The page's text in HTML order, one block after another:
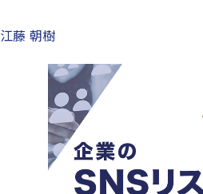
江藤 朝樹